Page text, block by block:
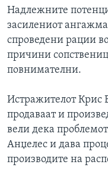
Надлежните
засилениот
спроведени рации
причини
повнимателни.
Истражителот Крис
продаваат и
вели дека
Анџелес и дава
производите на